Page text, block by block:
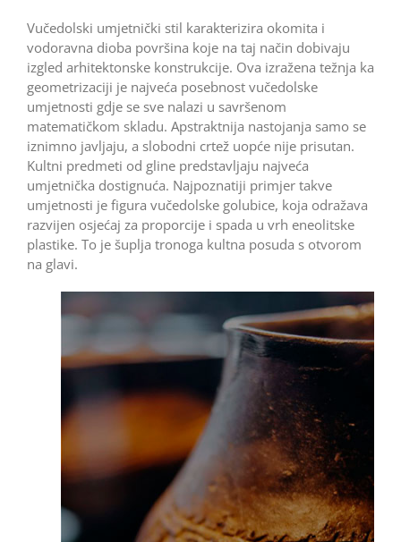
Vučedolski umjetnički stil karakterizira okomita i
vodoravna dioba površina koje na taj način dobivaju
izgled arhitektonske konstrukcije. Ova izražena težnja ka
geometrizaciji je najveća posebnost vučedolske
umjetnosti gdje se sve nalazi u savršenom
matematičkom skladu. Apstraktnija nastojanja samo se
iznimno javljaju, a slobodni crtež uopće nije prisutan.
Kultni predmeti od gline predstavljaju najveća
umjetnička dostignuća. Najpoznatiji primjer takve
umjetnosti je figura vučedolske golubice, koja odražava
razvijen osjećaj za proporcije i spada u vrh eneolitske
plastike. To je šuplja tronoga kultna posuda s otvorom
na glavi.